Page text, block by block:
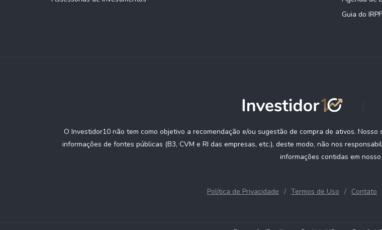
Guia do IRPF
O Investidor10 não tem como objetivo a recomendação e/ou sugestão de compra de ativos.
informações de fontes públicas (B3, CVM e RI das empresas, etc.), deste modo, não nos
informações contidas em
Política de Privacidade Termos de Uso Contato